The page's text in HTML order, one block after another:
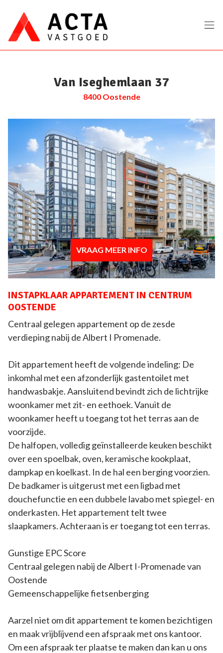
Van Iseghemlaan 37
8400 Oostende
VRAAG MEER INFO
INSTAPKLAAR APPARTEMENT IN CENTRUM
OOSTENDE
Centraal gelegen appartement op de zesde
verdieping nabij de Albert I Promenade.
Dit appartement heeft de volgende indeling: De
inkomhal met een afzonderlijk gastentoilet met
handwasbakje. Aansluitend bevindt zich de lichtrijke
woonkamer met zit- en eethoek. Vanuit de
woonkamer heeft u toegang tot het terras aan de
voorzijde.
De halfopen, volledig geïnstalleerde keuken beschikt
over een spoelbak, oven, keramische kookplaat,
dampkap en koelkast. In de hal een berging voorzien.
De badkamer is uitgerust met een ligbad met
douchefunctie en een dubbele lavabo met spiegel- en
onderkasten. Het appartement telt twee
slaapkamers. Achteraan is er toegang tot een terras.
Gunstige EPC Score
Centraal gelegen nabij de Albert I-Promenade van
Oostende
Gemeenschappelijke fietsenberging
Aarzel niet om dit appartement te komen bezichtigen
en maak vrijblijvend een afspraak met ons kantoor.
Om een afspraak ter plaatse te maken dan kan u ons